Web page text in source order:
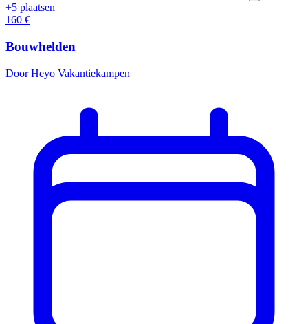
+5 plaatsen
160 €
Bouwhelden
Door Heyo Vakantiekampen